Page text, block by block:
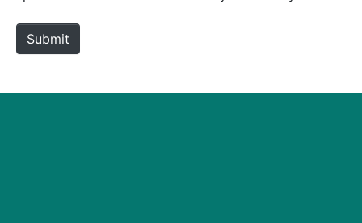
Submit